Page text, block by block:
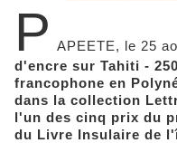
P APEETE, le 25
d'encre sur Tahiti -
francophone en
dans la collection
l'un des cinq prix du
du Livre Insulaire de